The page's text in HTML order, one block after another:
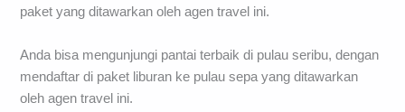
paket yang ditawarkan oleh agen travel ini.
Anda bisa mengunjungi pantai terbaik di pulau seribu, dengan
mendaftar di paket liburan ke pulau sepa yang ditawarkan
oleh agen travel ini.